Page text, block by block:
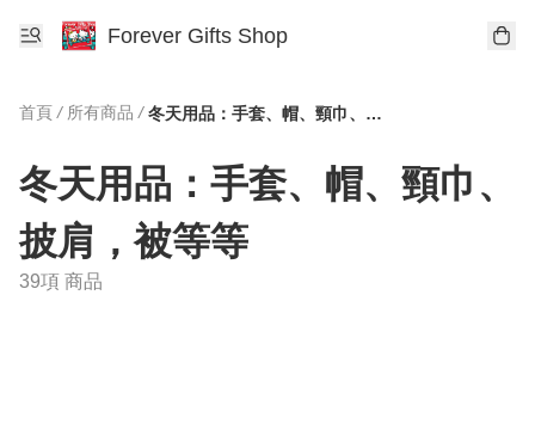
Forever Gifts Shop
首頁 / 所有商品 / 冬天用品：手套、帽、頸巾、披肩，被等等
冬天用品：手套、帽、頸巾、
披肩，被等等
39項 商品